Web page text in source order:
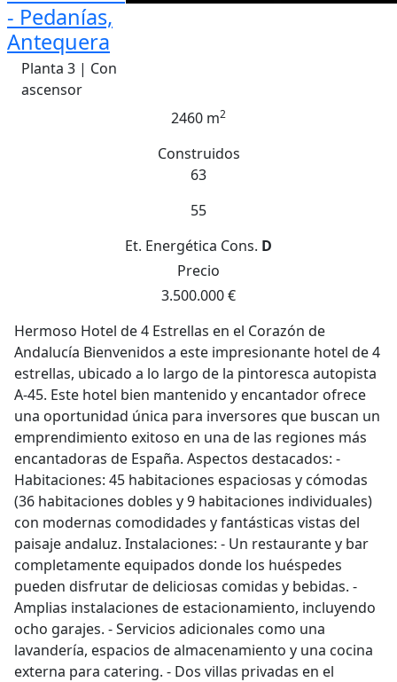
- Pedanías,
Antequera
Planta 3 | Con
ascensor
2460 m2
Construidos
63
55
Et. Energética Cons. D
Precio
3.500.000 €
Hermoso Hotel de 4 Estrellas en el Corazón de
Andalucía Bienvenidos a este impresionante hotel de 4
estrellas, ubicado a lo largo de la pintoresca autopista
A-45. Este hotel bien mantenido y encantador ofrece
una oportunidad única para inversores que buscan un
emprendimiento exitoso en una de las regiones más
encantadoras de España. Aspectos destacados: -
Habitaciones: 45 habitaciones espaciosas y cómodas
(36 habitaciones dobles y 9 habitaciones individuales)
con modernas comodidades y fantásticas vistas del
paisaje andaluz. Instalaciones: - Un restaurante y bar
completamente equipados donde los huéspedes
pueden disfrutar de deliciosas comidas y bebidas. -
Amplias instalaciones de estacionamiento, incluyendo
ocho garajes. - Servicios adicionales como una
lavandería, espacios de almacenamiento y una cocina
externa para catering. - Dos villas privadas en el